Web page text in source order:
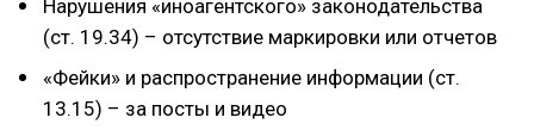
Нарушения «иноагентского» законодательства
(ст. 19.34) – отсутствие маркировки или отчетов
«Фейки» и распространение информации (ст.
13.15) – за посты и видео